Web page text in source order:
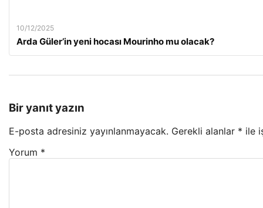
10/12/2025
Arda Güler’in yeni hocası Mourinho mu olacak?
Bir yanıt yazın
E-posta adresiniz yayınlanmayacak. Gerekli alanlar * ile
Yorum *